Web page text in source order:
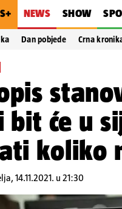
NEWS SHOW
Dan pobjede Crna
će u
koliko
14.11.2021. u 21:30